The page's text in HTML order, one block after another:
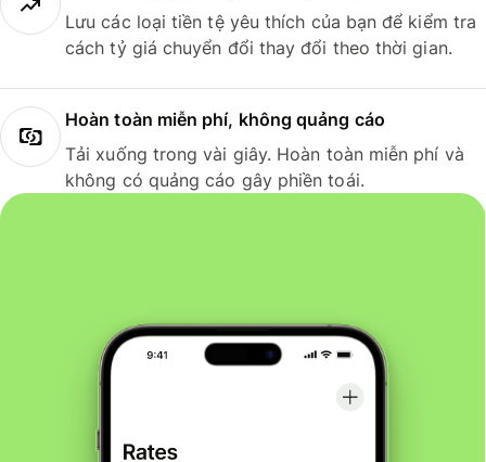
Lưu các loại tiền tệ yêu thích của bạn để kiểm tra
cách tỷ giá chuyển đổi thay đổi theo thời gian.
Hoàn toàn miễn phí, không quảng cáo
Tải xuống trong vài giây. Hoàn toàn miễn phí và
không có quảng cáo gây phiền toái.